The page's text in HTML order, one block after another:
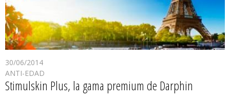
30/06/2014
ANTI-EDAD
Stimulskin Plus, la gama premium de Darphin